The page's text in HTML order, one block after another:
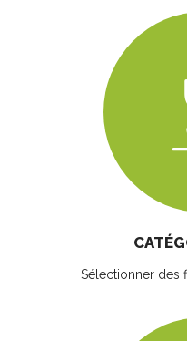
Sélectionner des